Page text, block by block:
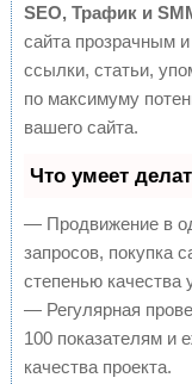
SEO, Трафик и
сайта прозрачным
ссылки, статьи,
по максимуму
вашего сайта.
Что умеет
— Продвижение в
запросов, покупка
степенью
— Регулярная
100 показателям и
качества проекта.